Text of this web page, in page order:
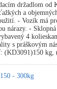
držadlom od
a
- Vozík má
nárazy. -
4
s práškovým
(KD3091)150 kg,
- 300kg